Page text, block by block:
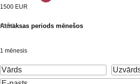
1500 EUR
Atmaksas periods mēnešos
mēn.
1 mēnesis